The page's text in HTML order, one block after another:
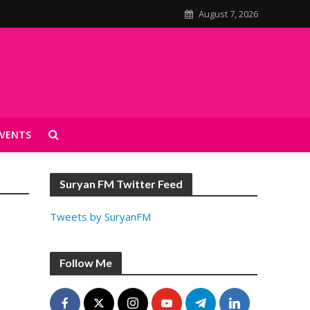
August 7, 2026
Suryan FM Twitter Feed
Tweets by SuryanFM
Follow Me